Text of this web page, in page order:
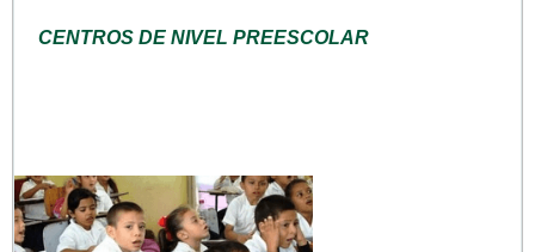
CENTROS DE NIVEL PREESCOLAR